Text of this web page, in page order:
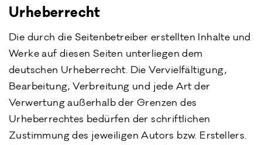
Urheberrecht
Die durch die Seitenbetreiber erstellten Inhalte und
Werke auf diesen Seiten unterliegen dem
deutschen Urheberrecht. Die Vervielfältigung,
Bearbeitung, Verbreitung und jede Art der
Verwertung außerhalb der Grenzen des
Urheberrechtes bedürfen der schriftlichen
Zustimmung des jeweiligen Autors bzw. Erstellers.